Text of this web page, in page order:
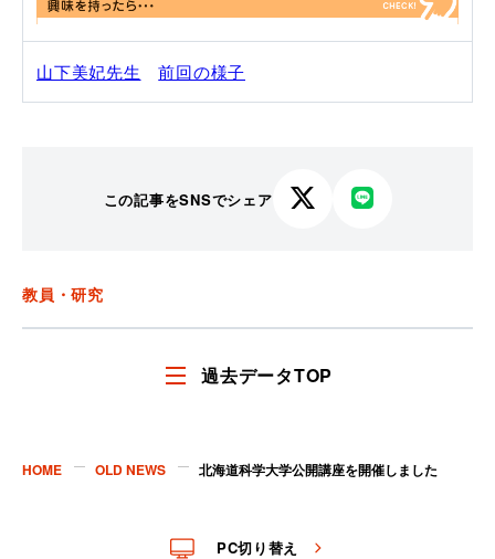
山下美妃先生 前回の様子
この記事をSNSでシェア
X
る
LINE
教員・研究
過去データTOP
HOME OLD NEWS 北海道科学大学公開講座を開催しました
PC切り替え